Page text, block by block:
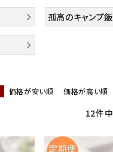
person 会員登録
・
孤高のキャンプ飯
価格が安い順 価格が高い順
12件中